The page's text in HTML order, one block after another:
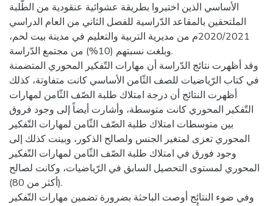
الأساسي الذين اختيروا بطريقة عشوائية عنقودية من الطّلبة
الملتحقين بالمقاعد الدّراسية للفصل الثاني من العام الدراسي
2020/2021م من مديرية التربية والتعليم في مدينة بيت لحم،
وبلغت نسبتهم (10%) من مجتمع الدّراسة.
وقد أظهرت نتائج الدّراسة أن مهارات التّفكير المحوري المتضمنة
في كتاب الرّياضيات للصف الثّامن الأساسي كانت متفاوتة، كذلك
أظهرت النتائج أن درجة امتلاك طلبة الصّف الثّامن لمهارات
التّفكير المحوري كانت متوسطة، وأشارت أيضاً إلى وجود فروق
بين متوسطات امتلاك طلبة الصّف الثّامن لمهارات التّفكير
المحوري تعزى لمتغير الجنس ولصالح الذكور، وبينت كذلك إلى
وجود فورق في امتلاك طلبة الصّف الثّامن لمهارات التّفكير
المحوري لمستوى التحصيل السابق في الرّياضيات، وكانت لصالح
(أكثر من 80).
وفي ضوء النتائج أوصت الباحثة بضرورة تضمين مهارات التّفكير